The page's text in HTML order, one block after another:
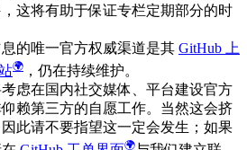
这将有助于保证专栏定期部分的时
息的唯一官方权威渠道是其 GitHub 上
，仍在持续维护。
虑在国内社交媒体、平台建设官方
赖第三方的自愿工作。当然这会挤
此请不要指望这一定会发生；如果